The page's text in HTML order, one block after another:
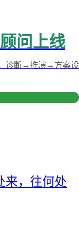
问上线
诊断→推演→方案设
来，往何处